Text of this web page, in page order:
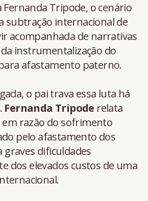
Fernanda Tripode, o cenário
subtração internacional de
acompanhada de narrativas
instrumentalização do
afastamento paterno.
o pai trava essa luta há
Fernanda Tripode relata
em razão do sofrimento
pelo afastamento dos
dificuldades
dos elevados custos de uma